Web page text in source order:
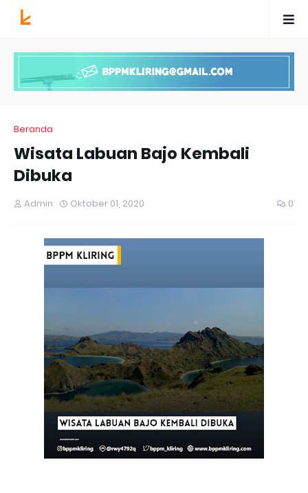
Beranda
Wisata Labuan Bajo Kembali
Dibuka
Admin Oktober 01, 2020 0